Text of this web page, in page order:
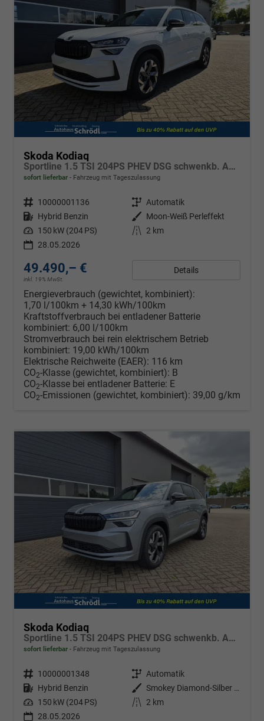
Skoda Kodiaq
Sportline 1.5 TSI 204PS PHEV DSG schwenkb. AHK elektr. PanoDach HUD Alcantara PDC v+h 360°Kamera CANTON Sound Klimaautomatik Sitzheizung Lenkradheizung Navi Apple CarPlay Android Auto 2xKeyless 19"LM vollelektr. Reichweite 116KM
sofort lieferbar Fahrzeug mit Tageszulassung
Fahrzeugnr. 10000001136 Getriebe Automatik
Kraftstoff Hybrid Benzin Außenfarbe Moon-Weiß Perleffekt
Leistung 150 kW (204 PS) Kilometerstand
2 km
28.05.2026
49.490,– €
inkl. 19% MwSt.
Details
Energieverbrauch (gewichtet, kombiniert):
1,70 l/100km + 14,30 kWh/100km
Kraftstoffverbrauch bei entladener Batterie
kombiniert: 6,00 l/100km
Stromverbrauch bei rein elektrischem Betrieb
kombiniert: 19,00 kWh/100km
Elektrische Reichweite (EAER): 116 km
CO2-Klasse (gewichtet, kombiniert): B
CO2-Klasse bei entladener Batterie: E
CO2-Emissionen (gewichtet, kombiniert): 39,00 g/km
Skoda Kodiaq
Sportline 1.5 TSI 204PS PHEV DSG schwenkb. AHK elektr. PanoDach HUD Alcantara PDC v+h 360°Kamera CANTON Sound Klimaautomatik Sitzheizung Lenkradheizung Navi Apple CarPlay Android Auto 2xKeyless 19"LM vollelektr. Reichweite 116KM
sofort lieferbar Fahrzeug mit Tageszulassung
Fahrzeugnr. 10000001348 Getriebe Automatik
Kraftstoff Hybrid Benzin Außenfarbe
Smokey Diamond-Silber Metallic
Leistung 150 kW (204 PS) Kilometerstand
2 km
28.05.2026